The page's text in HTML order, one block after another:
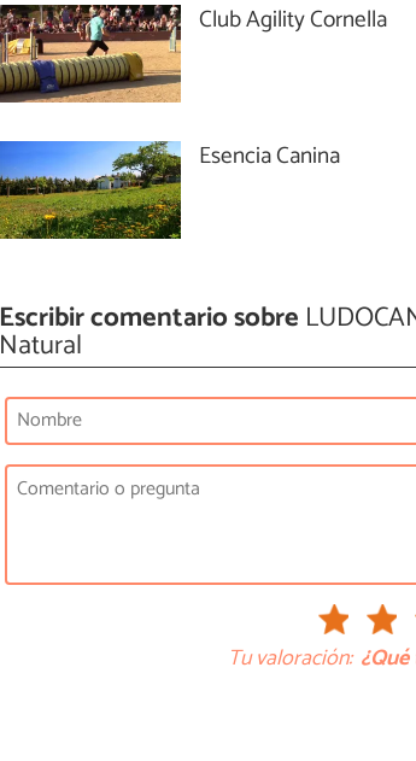
Club Agility Cornella
Esencia Canina
Escribir comentario sobre
Natural
Tu valoración: